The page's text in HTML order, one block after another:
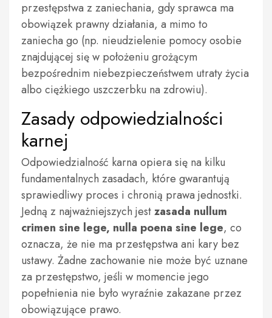
przestępstwa z zaniechania, gdy sprawca ma
obowiązek prawny działania, a mimo to
zaniecha go (np. nieudzielenie pomocy osobie
znajdującej się w położeniu grożącym
bezpośrednim niebezpieczeństwem utraty życia
albo ciężkiego uszczerbku na zdrowiu).
Zasady odpowiedzialności
karnej
Odpowiedzialność karna opiera się na kilku
fundamentalnych zasadach, które gwarantują
sprawiedliwy proces i chronią prawa jednostki.
Jedną z najważniejszych jestzasada nullum
crimen sine lege, nulla poena sine lege, co
oznacza, że nie ma przestępstwa ani kary bez
ustawy. Żadne zachowanie nie może być uznane
za przestępstwo, jeśli w momencie jego
popełnienia nie było wyraźnie zakazane przez
obowiązujące prawo.